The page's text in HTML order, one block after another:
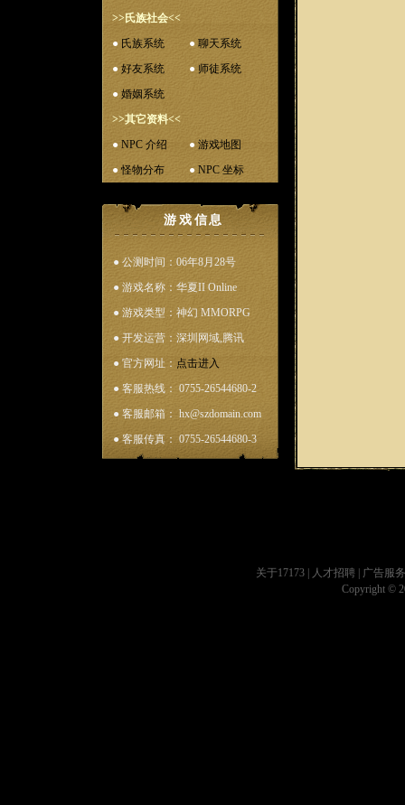
>>氏族社会<<
● 氏族系统 ● 聊天系统
● 好友系统 ● 师徒系统
● 婚姻系统
>>其它资料<<
● NPC 介绍 ● 游戏地图
● 怪物分布 ● NPC 坐标
游戏信息
● 公测时间：06年8月28号
● 游戏名称：华夏II Online
● 游戏类型：神幻 MMORPG
● 开发运营：深圳网域,腾讯
● 官方网址： 点击进入
● 客服热线： 0755-26544680-2
● 客服邮箱： hx@szdomain.com
● 客服传真： 0755-26544680-3
关于17173 人才招聘
广告服务
Copyright ©